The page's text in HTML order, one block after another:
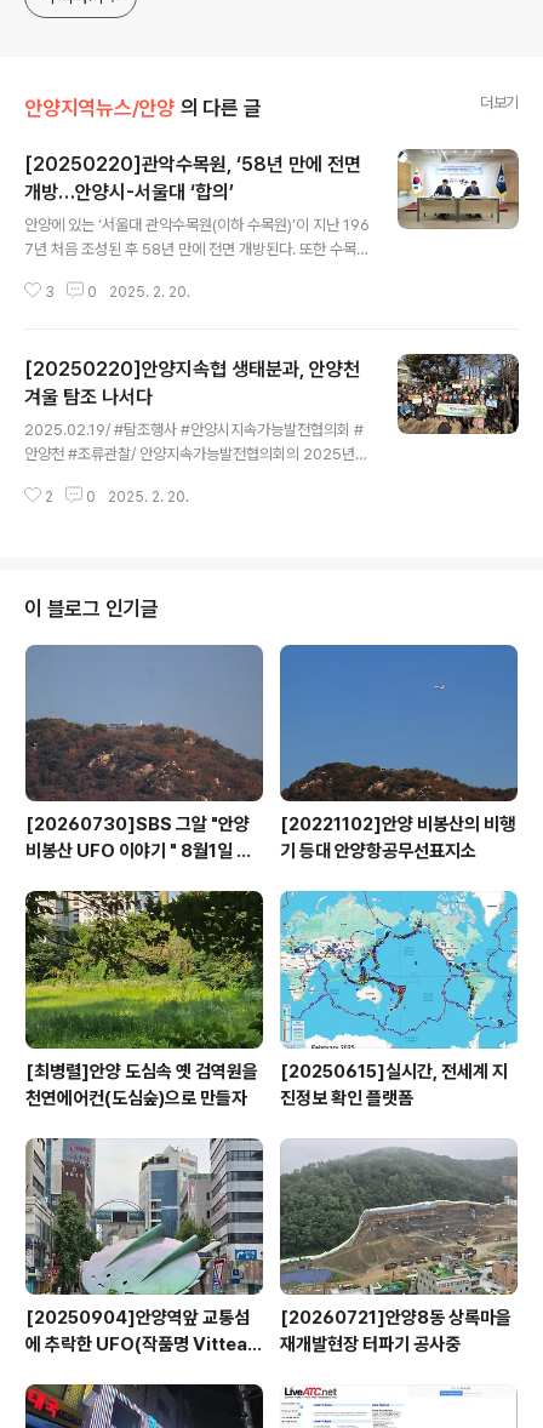
안양지역뉴스/안양 의 다른 글 더보기
[20250220]관악수목원, ‘58년 만에 전면
개방…안양시-서울대 ‘합의’
안양에 있는 ‘서울대 관악수목원(이하 수목원)’이 지난 196
7년 처음 조성된 후 58년 만에 전면 개방된다. 또한 수목
목원’으로 변경하기로 했다. 최대호 안양시장과 유홍림 서
법적 구속력이 없는 MOU와 달리 MOA는 법적 효력이 있
다. 협약에 따라 수목원 내 총 617만제곱미터(㎡)의 안양
시 소재 구역 중 90만제곱미터에 대해 안양시가 국유재산
무상양여 취득을 추진하고, 취득한 구역에 대해 일반인의
통행을 제한하지 않는다. 다만, 수목원 연구 및 교육목적을
위한 일부 공간(5만제곱미터)은 제외된다. 안양시와 강득
3 0 2025. 2. 20.
[20250220]안양지속협 생태분과, 안양천
겨울 탐조 나서다
2025.02.19/ #탐조행사 #안양시지속가능발전협의회 #
안양천 #조류관찰/ 안양지속가능발전협의회의 2025년
오후 10시부터 12시까지 34명의 안양지속협 위원들이 참
해 박진아 생태분과위원장의 진행으로 인원점검 행사 소개
및 이윤희 탐조 활동가로부터 탐조에 대한 설명을 들은후
추첨을 통해 7개 모둠팀(제비, 어치, 참새, 동박새, 갈매기,
수구-충훈2교 구간의 안양천을 걸으면서..
2 0 2025. 2. 20.
이 블로그 인기글
[20260730]SBS 그알 "안양
비봉산 UFO 이야기 " 8월1일 방
[20221102]안양 비봉산의 비행
기 등대 안양항공무선표지소
[최병렬]안양 도심속 옛 검역원을
천연에어컨(도심숲)으로 만들자
[20250615]실시간, 전세계 지
진정보 확인 플랫폼
[20250904]안양역앞 교통섬
에 추락한 UFO(작품명 Vitteau
[20260721]안양8동 상록마을
재개발현장 터파기 공사중